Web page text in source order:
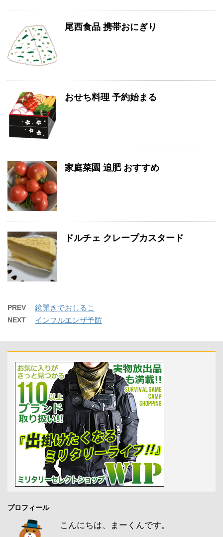
尾西食品 携帯おにぎり
おせち料理 予約始まる
家庭菜園 追肥 おすすめ
ドルチェ クレープカスタード
PREV 鏡開きでおしるこ
NEXT インフルエンザ予防
プロフィール
こんにちは、まーくんです。